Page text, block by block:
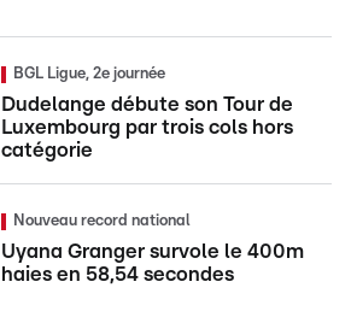
BGL Ligue, 2e journée
Dudelange débute son Tour de
Luxembourg par trois cols hors
catégorie
Nouveau record national
Uyana Granger survole le 400m
haies en 58,54 secondes